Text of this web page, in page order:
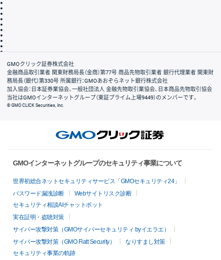
会社案内
GMOクリック証券株式会社
金融商品取引業者 関東財務局長（金商）第77号 商品先物取引業者 銀行代理業者 関東財
務局長（銀代）第330号 所属銀行：GMOあおぞらネット銀行株式会社
加入協会：日本証券業協会、一般社団法人 金融先物取引業協会、日本商品先物取引協会
当社はGMOインターネットグループ（東証プライム上場9449）のメンバーです。
© GMO CLICK Securities, Inc.
GMOインターネットグループのセキュリティ事業について
世界初総合ネットセキュリティサービス「GMOセキュリティ24」
パスワード漏洩診断
Webサイトリスク診断
セキュリティ相談AIチャットボット
実在証明・盗聴対策
サイバー攻撃対策（GMOサイバーセキュリティ byイエラエ）
サイバー攻撃対策（GMO Flatt Security）
なりすまし対策
セキュリティ事業の軌跡